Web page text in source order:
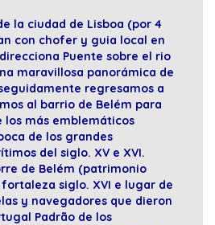
la ciudad de Lisboa (por 4
con chofer y guia local en
Puente sobre el rio
maravillosa panorámica de
regresamos a
al barrio de Belém para
los más emblemáticos
de los grandes
del siglo. XV e XVI.
de Belém (patrimonio
siglo. XVI e lugar de
y navegadores que dieron
Padrão de los